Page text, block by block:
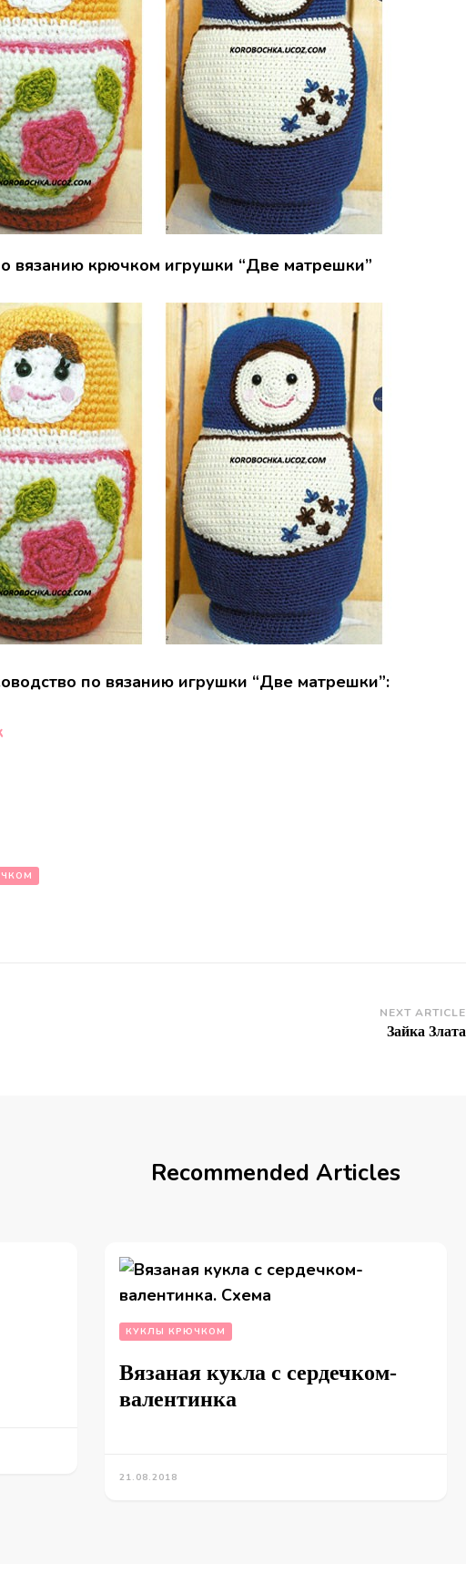
вязанию крючком игрушки “Две матрешки”
по вязанию игрушки “Две матрешки”:
NEXT ARTICLE
Зайка Злата
Recommended Articles
КУКЛЫ КРЮЧКОМ
Вязаная кукла с сердечком-
валентинка
21.08.2018